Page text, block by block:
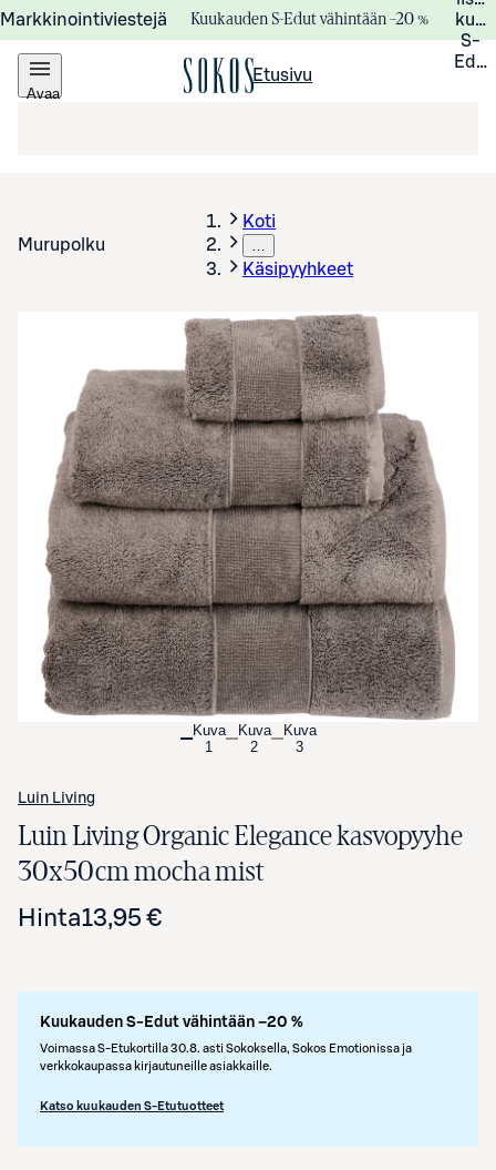
Markkinointiviestejä Kuukauden S-Edut vähintään –20 %
S-
Avaa
Etusivu
Murupolku
Koti
…
Käsipyyhkeet
Avaa tuotekuva suurennettuna
Kuva
1
Kuva
2
Kuva
3
Luin Living
Luin Living Organic Elegance kasvopyyhe
30x50cm mocha mist
Hinta13,95 €
Kuukauden S-Edut vähintään –20 %
Voimassa S-Etukortilla 30.8. asti Sokoksella, Sokos Emotionissa ja
verkkokaupassa kirjautuneille asiakkaille.
Katso kuukauden S-Etutuotteet